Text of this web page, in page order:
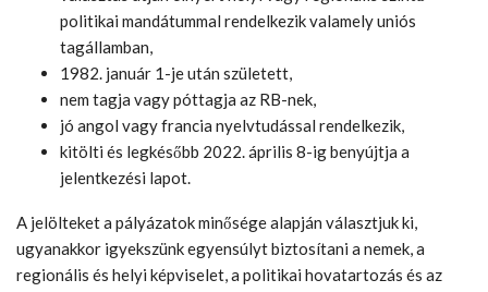
politikai mandátummal rendelkezik valamely uniós
tagállamban,
1982. január 1-je után született,
nem tagja vagy póttagja az RB-nek,
jó angol vagy francia nyelvtudással rendelkezik,
kitölti és legkésőbb 2022. április 8-ig benyújtja a
jelentkezési lapot.
A jelölteket a pályázatok minősége alapján választjuk ki,
ugyanakkor igyekszünk egyensúlyt biztosítani a nemek, a
regionális és helyi képviselet, a politikai hovatartozás és az